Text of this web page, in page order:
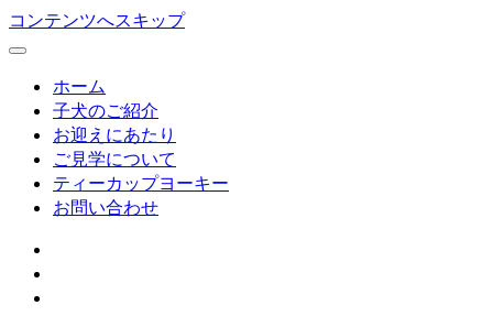
コンテンツへスキップ
ホーム
子犬のご紹介
お迎えにあたり
ご見学について
ティーカップヨーキー
お問い合わせ